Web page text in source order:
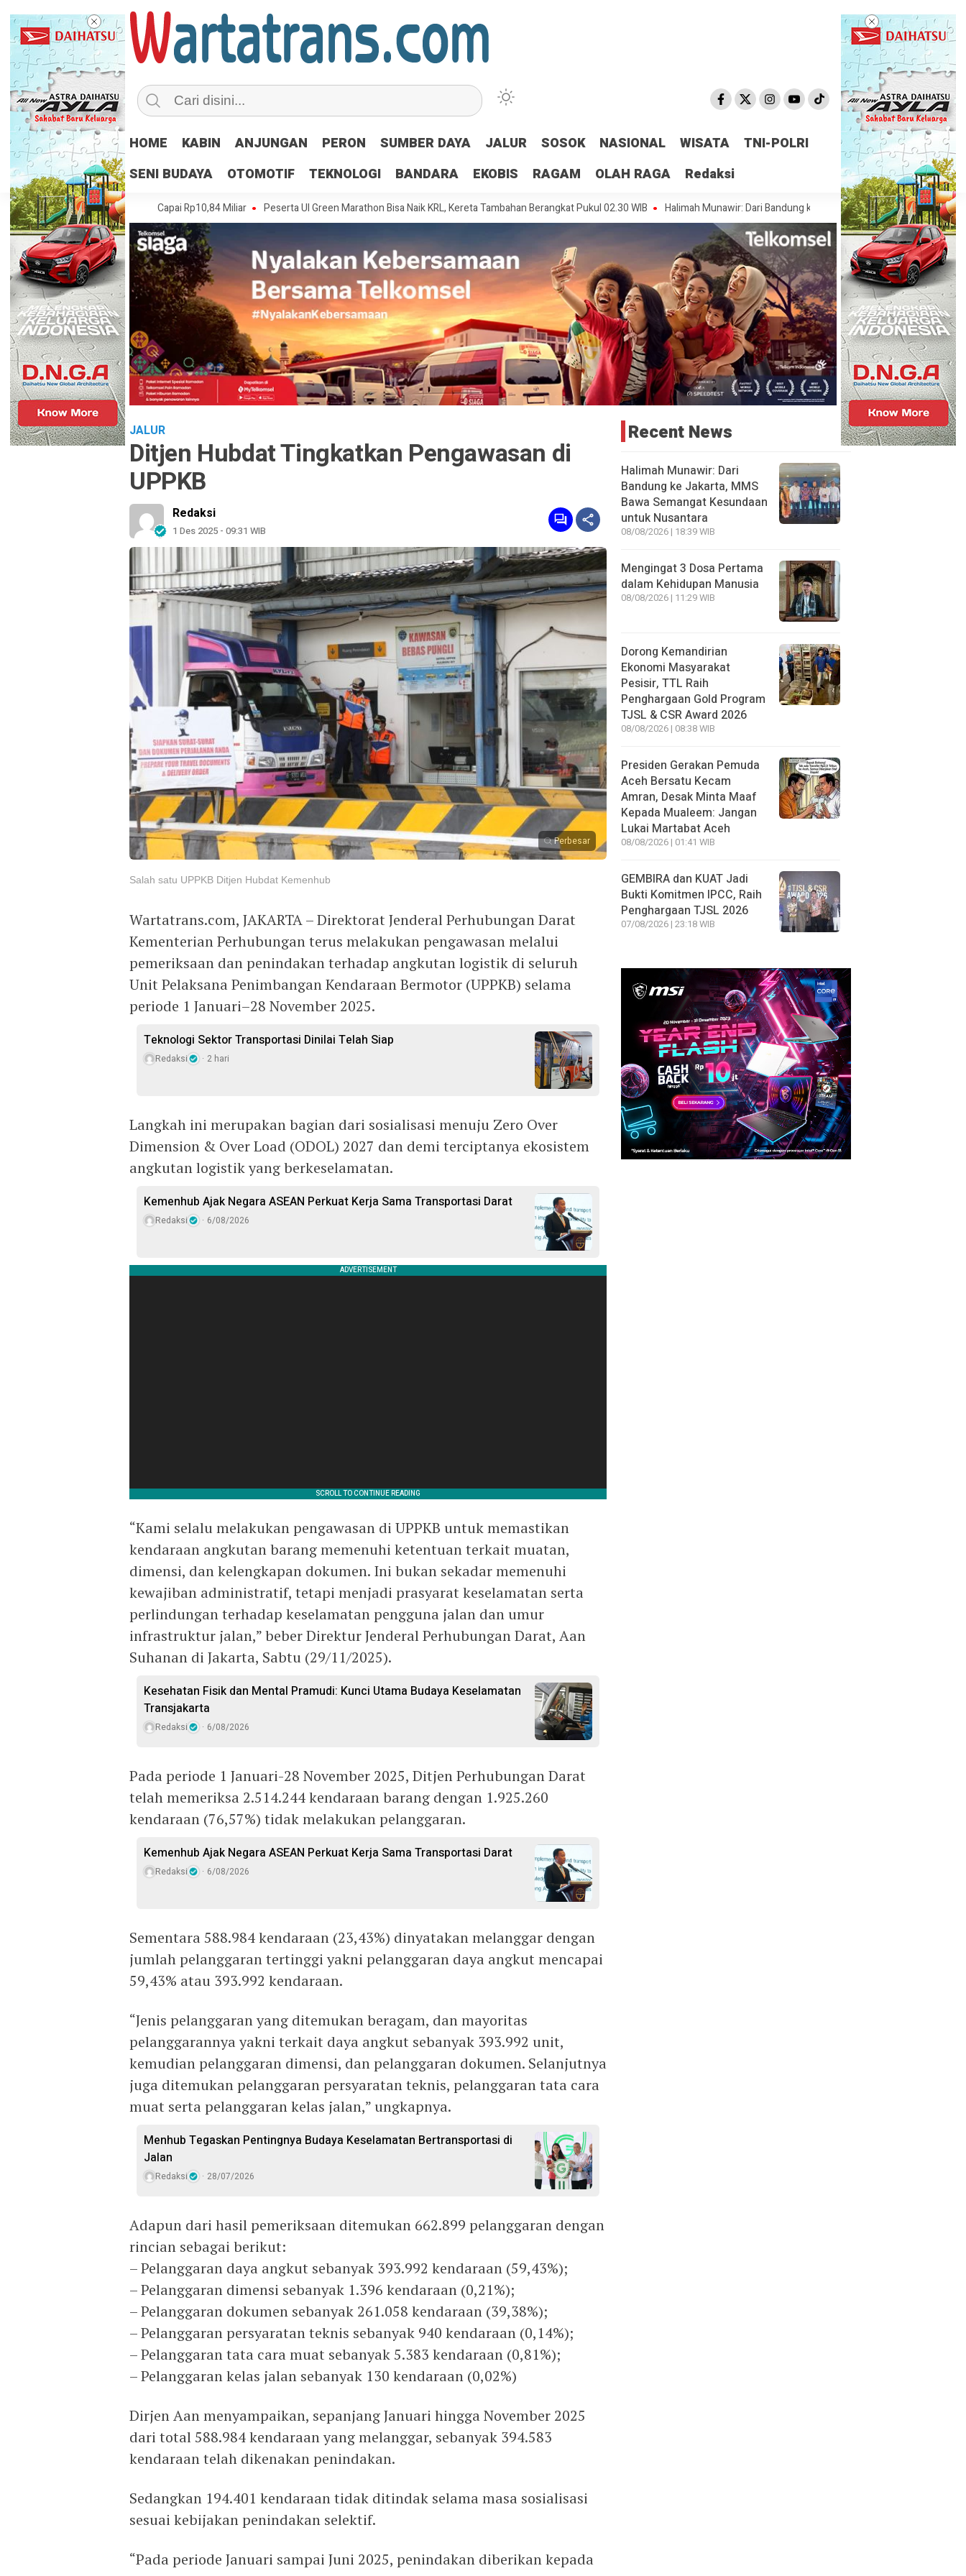
HOME KABIN ANJUNGAN PERON SUMBER DAYA JALUR SOSOK NASIONAL WISATA
TNI-POLRI
SENI BUDAYA
OTOMOTIF TEKNOLOGI BANDARA EKOBIS RAGAM OLAH RAGA Redaksi
Juli 2026, Nilainya Capai Rp10,84 Miliar Peserta UI Green Marathon Bisa Naik KRL, Kereta Tambahan Berangkat Pukul 02.30 WIB Halimah Munawir: Dari Bandung ke Jakarta, MMS Bawa Semangat Kesundaan
JALUR
Ditjen Hubdat Tingkatkan Pengawasan di
UPPKB
Redaksi
1 Des 2025 - 09:31 WIB
Perbesar
Salah satu UPPKB Ditjen Hubdat Kemenhub
Wartatrans.com, JAKARTA – Direktorat Jenderal Perhubungan Darat
Kementerian Perhubungan terus melakukan pengawasan melalui
pemeriksaan dan penindakan terhadap angkutan logistik di seluruh
Unit Pelaksana Penimbangan Kendaraan Bermotor (UPPKB) selama
periode 1 Januari–28 November 2025.
Teknologi Sektor Transportasi Dinilai Telah Siap
Redaksi 2 hari
Langkah ini merupakan bagian dari sosialisasi menuju Zero Over
Dimension & Over Load (ODOL) 2027 dan demi terciptanya ekosistem
angkutan logistik yang berkeselamatan.
Kemenhub Ajak Negara ASEAN Perkuat Kerja Sama Transportasi Darat
Redaksi 6/08/2026
“Kami selalu melakukan pengawasan di UPPKB untuk memastikan
kendaraan angkutan barang memenuhi ketentuan terkait muatan,
dimensi, dan kelengkapan dokumen. Ini bukan sekadar memenuhi
kewajiban administratif, tetapi menjadi prasyarat keselamatan serta
perlindungan terhadap keselamatan pengguna jalan dan umur
infrastruktur jalan,” beber Direktur Jenderal Perhubungan Darat, Aan
Suhanan di Jakarta, Sabtu (29/11/2025).
Kesehatan Fisik dan Mental Pramudi: Kunci Utama Budaya Keselamatan
Transjakarta
Redaksi 6/08/2026
Pada periode 1 Januari-28 November 2025, Ditjen Perhubungan Darat
telah memeriksa 2.514.244 kendaraan barang dengan 1.925.260
kendaraan (76,57%) tidak melakukan pelanggaran.
Kemenhub Ajak Negara ASEAN Perkuat Kerja Sama Transportasi Darat
Redaksi 6/08/2026
Sementara 588.984 kendaraan (23,43%) dinyatakan melanggar dengan
jumlah pelanggaran tertinggi yakni pelanggaran daya angkut mencapai
59,43% atau 393.992 kendaraan.
“Jenis pelanggaran yang ditemukan beragam, dan mayoritas
pelanggarannya yakni terkait daya angkut sebanyak 393.992 unit,
kemudian pelanggaran dimensi, dan pelanggaran dokumen. Selanjutnya
juga ditemukan pelanggaran persyaratan teknis, pelanggaran tata cara
muat serta pelanggaran kelas jalan,” ungkapnya.
Menhub Tegaskan Pentingnya Budaya Keselamatan Bertransportasi di
Jalan
Redaksi 28/07/2026
Adapun dari hasil pemeriksaan ditemukan 662.899 pelanggaran dengan
rincian sebagai berikut:
– Pelanggaran daya angkut sebanyak 393.992 kendaraan (59,43%);
– Pelanggaran dimensi sebanyak 1.396 kendaraan (0,21%);
– Pelanggaran dokumen sebanyak 261.058 kendaraan (39,38%);
– Pelanggaran persyaratan teknis sebanyak 940 kendaraan (0,14%);
– Pelanggaran tata cara muat sebanyak 5.383 kendaraan (0,81%);
– Pelanggaran kelas jalan sebanyak 130 kendaraan (0,02%)
Dirjen Aan menyampaikan, sepanjang Januari hingga November 2025
dari total 588.984 kendaraan yang melanggar, sebanyak 394.583
kendaraan telah dikenakan penindakan.
Sedangkan 194.401 kendaraan tidak ditindak selama masa sosialisasi
sesuai kebijakan penindakan selektif.
“Pada periode Januari sampai Juni 2025, penindakan diberikan kepada
Recent News
Halimah Munawir: Dari
Bandung ke Jakarta, MMS
Bawa Semangat Kesundaan
untuk Nusantara
08/08/2026 | 18:39 WIB
Mengingat 3 Dosa Pertama
dalam Kehidupan Manusia
08/08/2026 | 11:29 WIB
Dorong Kemandirian
Ekonomi Masyarakat
Pesisir, TTL Raih
Penghargaan Gold Program
TJSL & CSR Award 2026
08/08/2026 | 08:38 WIB
Presiden Gerakan Pemuda
Aceh Bersatu Kecam
Amran, Desak Minta Maaf
Kepada Mualeem: Jangan
Lukai Martabat Aceh
08/08/2026 | 01:41 WIB
GEMBIRA dan KUAT Jadi
Bukti Komitmen IPCC, Raih
Penghargaan TJSL 2026
07/08/2026 | 23:18 WIB